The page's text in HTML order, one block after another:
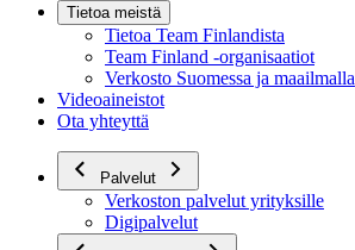
Tietoa meistä
Tietoa Team Finlandista
Team Finland -organisaatiot
Verkosto Suomessa ja maailmalla
Videoaineistot
Ota yhteyttä
Palvelut
Verkoston palvelut yrityksille
Digipalvelut